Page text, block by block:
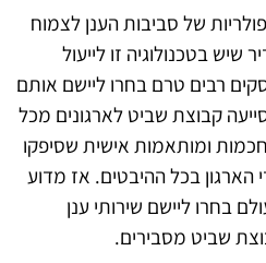
של סביבות הענן לצמוח
שיש בטכנולוגיה זו לייעול
רבים טרם בחרו ליישם אותם
קבוצת שביט לארגונים מכל
ומותאמות אישית שסיפקו
בכל ההיבטים. אז מדוע
בעולם בחרו ליישם שירותי ענן
שביט מסבירים.